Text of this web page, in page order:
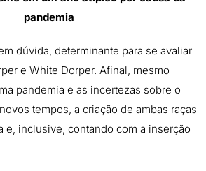
pandemia
dúvida, determinante para se avaliar
e White Dorper. Afinal, mesmo
pandemia e as incertezas sobre o
tempos, a criação de ambas raças
e, inclusive, contando com a inserção